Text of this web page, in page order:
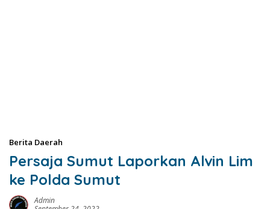
Berita Daerah
Persaja Sumut Laporkan Alvin Lim
ke Polda Sumut
Admin